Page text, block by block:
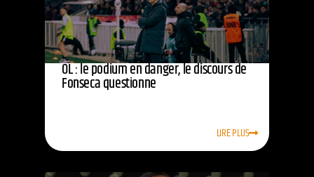
OL : le podium en danger, le discours de
Fonseca questionne
LIRE PLUS